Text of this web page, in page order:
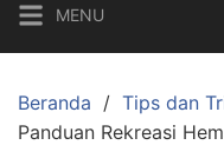
MENU
Beranda
Tips dan
Panduan Rekreasi